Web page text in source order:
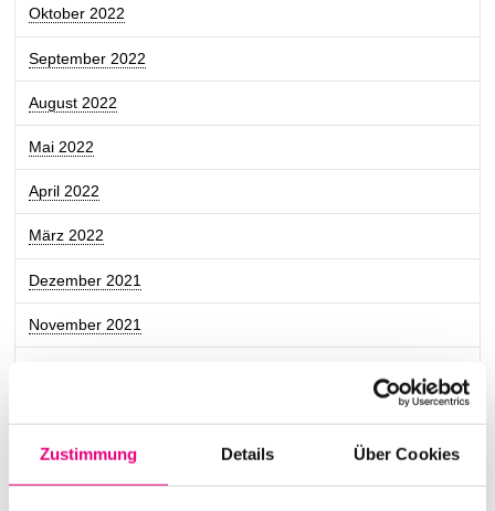
Zustimmung Details Über Cookies
Oktober 2022
September 2022
August 2022
Mai 2022
April 2022
März 2022
Dezember 2021
November 2021
Juli 2021